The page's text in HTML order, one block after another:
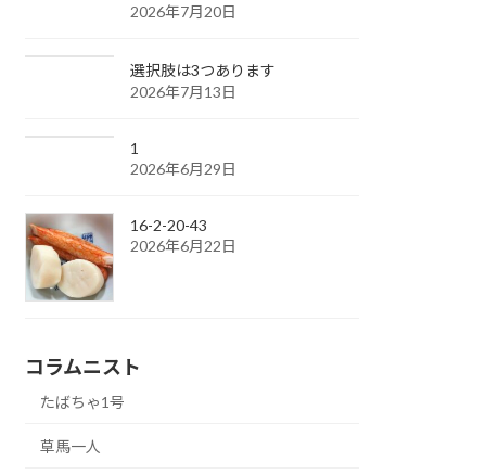
2026年7月20日
選択肢は3つあります
2026年7月13日
1
2026年6月29日
16-2-20-43
2026年6月22日
コラムニスト
たばちゃ1号
草馬一人